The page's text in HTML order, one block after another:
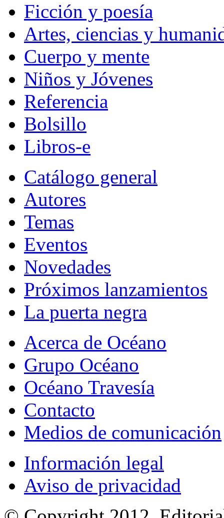
Ficción y poesía
Artes, ciencias y
Cuerpo y mente
Niños y Jóvenes
Referencia
Bolsillo
Libros-e
Catálogo general
Autores
Temas
Eventos
Novedades
Próximos lanzamientos
La puerta negra
Acerca de Océano
Grupo Océano
Océano Travesía
Contacto
Medios de comunicación
Información legal
Aviso de privacidad